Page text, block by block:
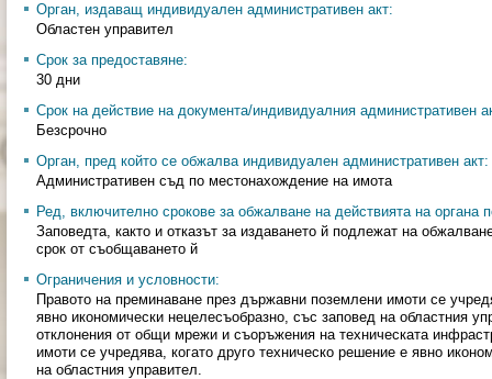
Орган, издаващ индивидуален административен акт:
Областен управител
Срок за предоставяне:
30 дни
Срок на действие на документа/индивидуалния административен
Безсрочно
Орган, пред който се обжалва индивидуален административен акт:
Административен съд по местонахождение на имота
Ред, включително срокове за обжалване на действията на органа
Заповедта, както и отказът за издаването й подлежат на
срок от съобщаването й
Ограничения и условности:
Правото на преминаване през държавни поземлени имоти се
явно икономически нецелесъобразно, със заповед на областния
отклонения от общи мрежи и съоръжения на техническата
имоти се учредява, когато друго техническо решение е явно
на областния управител.